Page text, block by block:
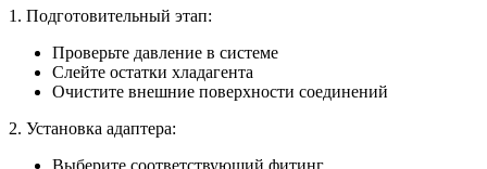
1. Подготовительный этап:
Проверьте давление в системе
Слейте остатки хладагента
Очистите внешние поверхности соединений
2. Установка адаптера:
Выберите соответствующий фитинг